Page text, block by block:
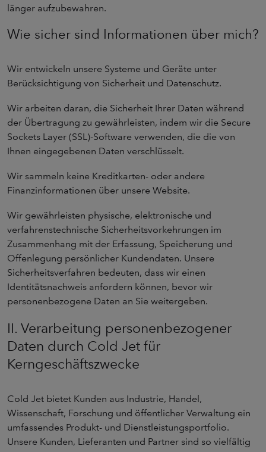
länger aufzubewahren.
Wie sicher sind Informationen über mich?
Wir entwickeln unsere Systeme und Geräte unter
Berücksichtigung von Sicherheit und Datenschutz.
Wir arbeiten daran, die Sicherheit Ihrer Daten während
der Übertragung zu gewährleisten, indem wir die Secure
Sockets Layer (SSL)-Software verwenden, die die von
Ihnen eingegebenen Daten verschlüsselt.
Wir sammeln keine Kreditkarten- oder andere
Finanzinformationen über unsere Website.
Wir gewährleisten physische, elektronische und
verfahrenstechnische Sicherheitsvorkehrungen im
Zusammenhang mit der Erfassung, Speicherung und
Offenlegung persönlicher Kundendaten. Unsere
Sicherheitsverfahren bedeuten, dass wir einen
Identitätsnachweis anfordern können, bevor wir
personenbezogene Daten an Sie weitergeben.
II. Verarbeitung personenbezogener
Daten durch Cold Jet für
Kerngeschäftszwecke
Cold Jet bietet Kunden aus Industrie, Handel,
Wissenschaft, Forschung und öffentlicher Verwaltung ein
umfassendes Produkt- und Dienstleistungsportfolio.
Unsere Kunden, Lieferanten und Partner sind so vielfältig